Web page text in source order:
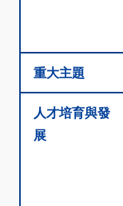
重大主題
人才培育與發
展